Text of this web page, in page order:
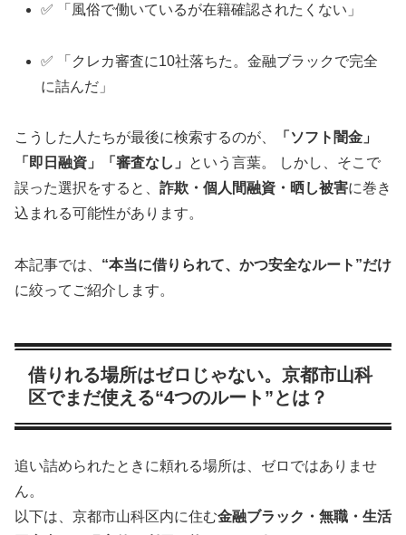
✅ 「風俗で働いているが在籍確認されたくない」
✅ 「クレカ審査に10社落ちた。金融ブラックで完全
に詰んだ」
こうした人たちが最後に検索するのが、
「ソフト闇金」
「即日融資」「審査なし」
という言葉。 しかし、そこで
誤った選択をすると、 詐欺・個人間融資・晒し被害に巻き
込まれる可能性があります。
本記事では、 “本当に借りられて、かつ安全なルート”だけ
に絞ってご紹介します。
借りれる場所はゼロじゃない。京都市山科
区でまだ使える“4つのルート”とは？
追い詰められたときに頼れる場所は、ゼロではありませ
ん。
以下は、京都市山科区内に住む金融ブラック・無職・生活